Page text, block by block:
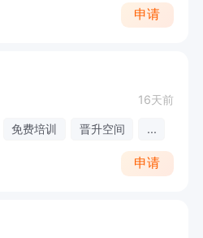
申请
16天前
免费培训 晋升空间 ...
申请